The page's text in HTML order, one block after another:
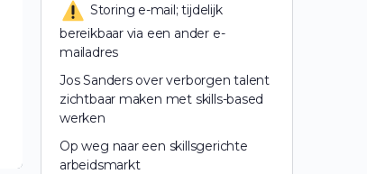
Storing e-mail; tijdelijk
bereikbaar via een ander e-
mailadres
Jos Sanders over verborgen talent
zichtbaar maken met skills-based
werken
Op weg naar een skillsgerichte
arbeidsmarkt